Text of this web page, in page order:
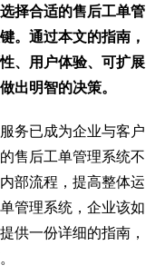
择合适的售后工单管
。通过本文的指南，
、用户体验、可扩展
出明智的决策。
务已成为企业与客户
售后工单管理系统不
部流程，提高整体运
管理系统，企业该如
供一份详细的指南，